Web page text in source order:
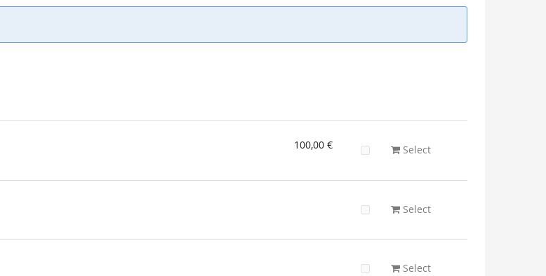
100,00 € Select
Select
Select